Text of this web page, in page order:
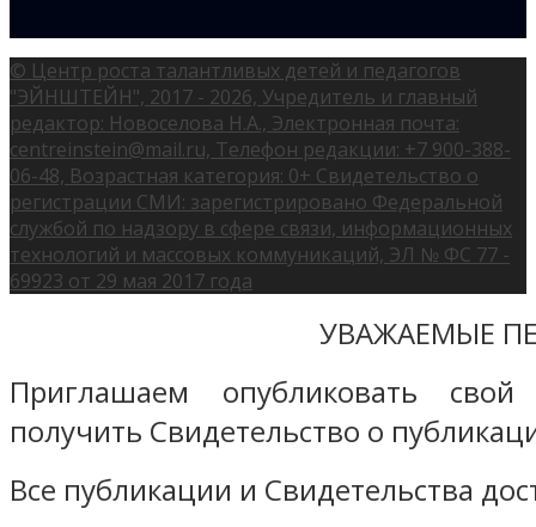
© Центр роста талантливых детей и педагогов
"ЭЙНШТЕЙН", 2017 - 2026, Учредитель и главный
редактор: Новоселова Н.А., Электронная почта:
centreinstein@mail.ru, Телефон редакции: +7 900-388-
06-48, Возрастная категория: 0+ Свидетельство о
регистрации СМИ: зарегистрировано Федеральной
службой по надзору в сфере связи, информационных
технологий и массовых коммуникаций, ЭЛ № ФС 77 -
69923 от 29 мая 2017 года
УВАЖАЕМЫЕ
Приглашаем опубликовать
получить Свидетельство о
Все публикации и Свидетельства